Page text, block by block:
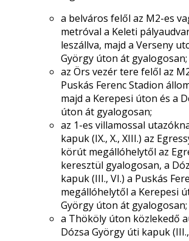
a belváros felől az M2-es
metróval a Keleti
leszállva, majd a Verseny
György úton át gyalogosan;
az Örs vezér tere felől az
Puskás Ferenc Stadion
majd a Kerepesi úton és a
úton át gyalogosan;
az 1-es villamossal
kapuk (IX., X., XIII.) az
körút megállóhelytől az
keresztül gyalogosan, a
kapuk (III., VI.) a Puskás
megállóhelytől a Kerepesi
György úton át gyalogosan;
a Thököly úton közlekedő
Dózsa György úti kapuk